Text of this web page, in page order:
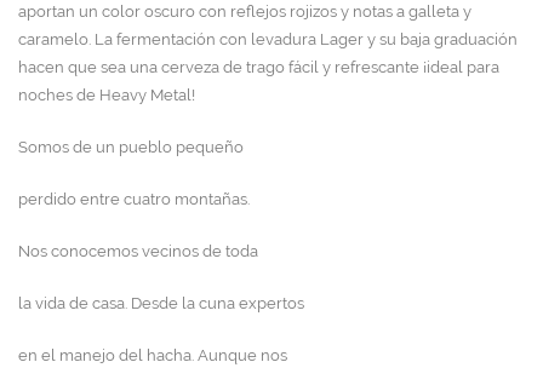
aportan un color oscuro con reflejos rojizos y notas a galleta y
caramelo. La fermentación con levadura Lager y su baja graduación
hacen que sea una cerveza de trago fácil y refrescante ¡ideal para
noches de Heavy Metal!
Somos de un pueblo pequeño
perdido entre cuatro montañas.
Nos conocemos vecinos de toda
la vida de casa. Desde la cuna expertos
en el manejo del hacha. Aunque nos